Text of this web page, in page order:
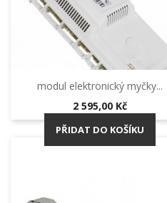
modul elektronický myčky...
Cena
2 595,00 Kč
PŘIDAT DO KOŠÍKU